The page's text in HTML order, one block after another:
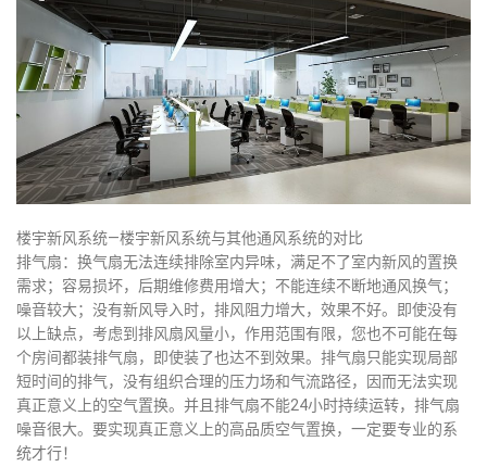
楼宇新风系统—楼宇新风系统与其他通风系统的对比
排气扇：换气扇无法连续排除室内异味，满足不了室内新风的置换
需求；容易损坏，后期维修费用增大；不能连续不断地通风换气；
噪音较大；没有新风导入时，排风阻力增大，效果不好。即使没有
以上缺点，考虑到排风扇风量小，作用范围有限，您也不可能在每
个房间都装排气扇，即使装了也达不到效果。排气扇只能实现局部
短时间的排气，没有组织合理的压力场和气流路径，因而无法实现
真正意义上的空气置换。并且排气扇不能24小时持续运转，排气扇
噪音很大。要实现真正意义上的高品质空气置换，一定要专业的系
统才行！